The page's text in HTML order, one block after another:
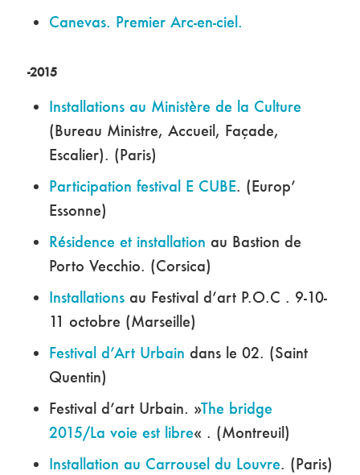
Canevas. Premier Arc-en-ciel.
-2015
Installations au Ministère de la Culture
(Bureau Ministre, Accueil, Façade,
Escalier). (Paris)
Participation festival E CUBE. (Europ’
Essonne)
Résidence et installation au Bastion de
Porto Vecchio. (Corsica)
Installationsau Festival d’art P.O.C . 9-10-
11 octobre (Marseille)
Festival d’Art Urbain dans le 02. (Saint
Quentin)
Festival d’art Urbain. »The bridge
2015/La voie est libre« . (Montreuil)
Installation au Carrousel du Louvre. (Paris)